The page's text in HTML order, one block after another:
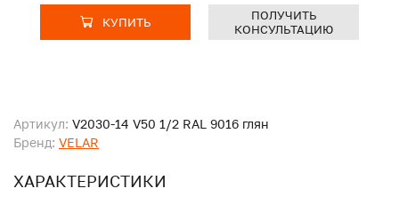
Артикул: V2030-14 V50 1/2 RAL 9016 глян
Бренд: VELAR
ХАРАКТЕРИСТИКИ
КУПИТЬ
ПОЛУЧИТЬ
КОНСУЛЬТАЦИЮ